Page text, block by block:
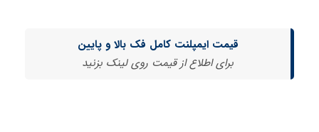
قیمت ایمپلنت کامل فک بالا و پایین
برای اطلاع از قیمت روی لینک بزنید